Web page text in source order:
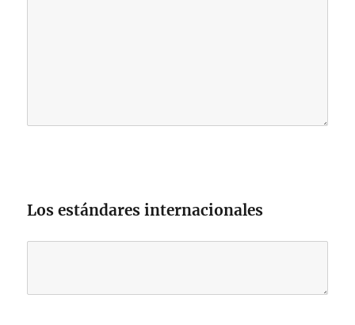
Los estándares internacionales